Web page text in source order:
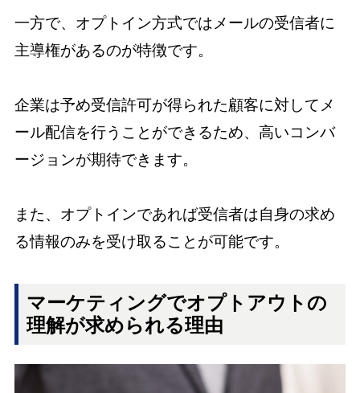
一方で、オプトイン方式ではメールの受信者に
主導権があるのが特徴です。
企業は予め受信許可が得られた顧客に対してメ
ール配信を行うことができるため、高いコンバ
ージョンが期待できます。
また、オプトインであれば受信者は自身の求め
る情報のみを受け取ることが可能です。
マーケティングでオプトアウトの
理解が求められる理由